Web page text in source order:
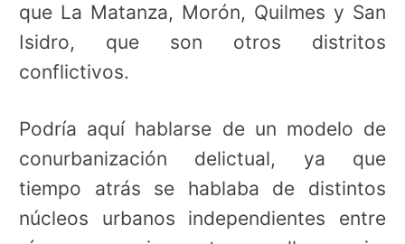
que La Matanza, Morón, Quilmes y San
Isidro, que son otros distritos
conflictivos.
Podría aquí hablarse de un modelo de
conurbanización delictual, ya que
tiempo atrás se hablaba de distintos
núcleos urbanos independientes entre